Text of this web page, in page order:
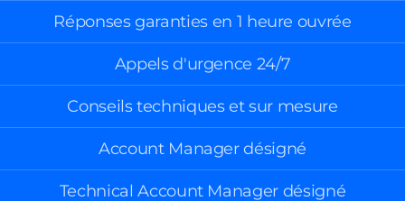
Réponses garanties en 1 heure ouvrée
Appels d'urgence 24/7
Conseils techniques et sur mesure
Account Manager désigné
Technical Account Manager désigné